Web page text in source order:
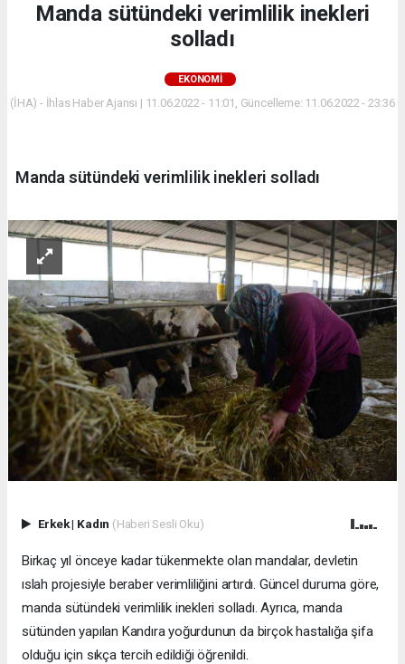
Manda sütündeki verimlilik inekleri
solladı
EKONOMİ
(İHA) - İhlas Haber Ajansı | 11.06.2022 - 11:01, Güncelleme: 11.06.2022 - 23:36
Manda sütündeki verimlilik inekleri solladı
Erkek| Kadın (Haberi Sesli Oku)
Birkaç yıl önceye kadar tükenmekte olan mandalar, devletin
ıslah projesiyle beraber verimliliğini artırdı. Güncel duruma göre,
manda sütündeki verimlilik inekleri solladı. Ayrıca, manda
sütünden yapılan Kandıra yoğurdunun da birçok hastalığa şifa
olduğu için sıkça tercih edildiği öğrenildi.